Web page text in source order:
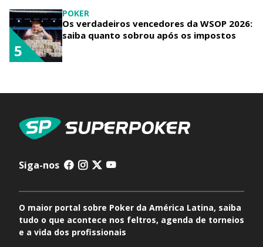
POKER
Os verdadeiros vencedores da WSOP 2026:
saiba quanto sobrou após os impostos
5
Siga-nos
O maior portal sobre Poker da América Latina, saiba
tudo o que acontece nos feltros, agenda de torneios
e a vida dos profissionais